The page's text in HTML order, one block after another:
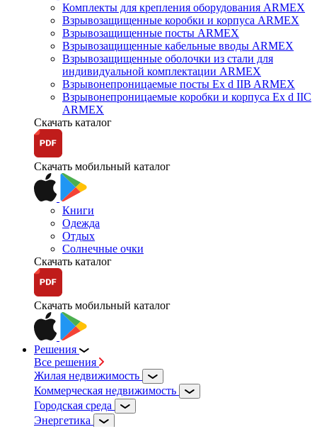
Комплекты для крепления оборудования ARMEX
Взрывозащищенные коробки и корпуса ARMEX
Взрывозащищенные посты ARMEX
Взрывозащищенные кабельные вводы ARMEX
Взрывозащищенные оболочки из стали для
индивидуальной комплектации ARMEX
Взрывонепроницаемые посты Ex d IIB ARMEX
Взрывонепроницаемые коробки и корпуса Ex d IIС
ARMEX
Скачать каталог
Скачать мобильный каталог
Книги
Одежда
Отдых
Солнечные очки
Скачать каталог
Скачать мобильный каталог
Решения
Все решения
Жилая недвижимость
Коммерческая недвижимость
Городская среда
Энергетика